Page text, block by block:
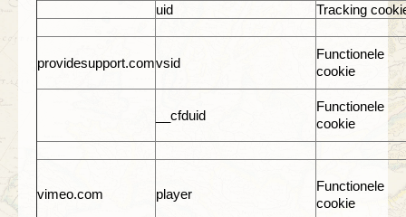
uid
Tracking
providesupport.comvsid
Functionele
cookie
__cfduid
Functionele
cookie
vimeo.com player
Functionele
cookie